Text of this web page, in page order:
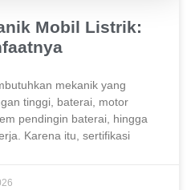
Mobil Listrik:
mekanik yang
tinggi, baterai, motor
pendingin baterai, hingga
Karena itu, sertifikasi